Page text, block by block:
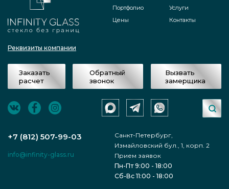
Реквизиты компании
Портфолио
Цены
Услуги
Контакты
Заказать
расчет
Обратный
звонок
Вызвать
замерщика
+7 (812) 507-99-03
Санкт-Петербург,
Измайловский бул., 1, корп. 2
info@infinity-glass.ru
Прием заявок
Пн-Пт 9:00 - 18:00
Сб-Вс 11:00 - 18:00